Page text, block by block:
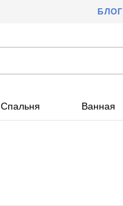
БЛОГ
Спальня Ванная